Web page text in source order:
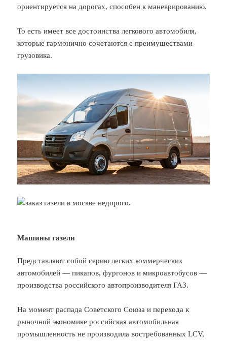
ориентируется на дорогах, способен к маневрированию.
То есть имеет все достоинства легкового автомобиля,
которые гармонично сочетаются с преимуществами
грузовика.
Машины газели
Представляют собой серию легких коммерческих
автомобилей — пикапов, фургонов и микроавтобусов —
производства российского автопроизводителя ГАЗ.
На момент распада Советского Союза и перехода к
рыночной экономике российская автомобильная
промышленность не производила востребованных LCV,